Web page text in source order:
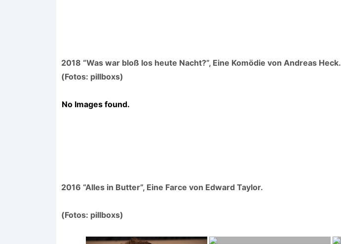
2018 “Was war bloß los heute Nacht?”, Eine Komödie von Andreas Heck.
(Fotos: pillboxs)
No Images found.
2016 “Alles in Butter”, Eine Farce von Edward Taylor.
(Fotos: pillboxs)